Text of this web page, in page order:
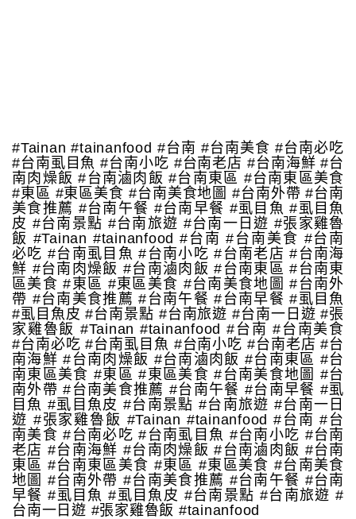
#Tainan #tainanfood #台南 #台南美食 #台南必吃
#台南虱目魚 #台南小吃 #台南老店 #台南海鮮 #台
南肉燥飯 #台南滷肉飯 #台南東區 #台南東區美食
#東區 #東區美食 #台南美食地圖 #台南外帶 #台南
美食推薦 #台南午餐 #台南早餐 #虱目魚 #虱目魚
皮 #台南景點 #台南旅遊 #台南一日遊 #張家雞魯
飯 #Tainan #tainanfood #台南 #台南美食 #台南
必吃 #台南虱目魚 #台南小吃 #台南老店 #台南海
鮮 #台南肉燥飯 #台南滷肉飯 #台南東區 #台南東
區美食 #東區 #東區美食 #台南美食地圖 #台南外
帶 #台南美食推薦 #台南午餐 #台南早餐 #虱目魚
#虱目魚皮 #台南景點 #台南旅遊 #台南一日遊 #張
家雞魯飯 #Tainan #tainanfood #台南 #台南美食
#台南必吃 #台南虱目魚 #台南小吃 #台南老店 #台
南海鮮 #台南肉燥飯 #台南滷肉飯 #台南東區 #台
南東區美食 #東區 #東區美食 #台南美食地圖 #台
南外帶 #台南美食推薦 #台南午餐 #台南早餐 #虱
目魚 #虱目魚皮 #台南景點 #台南旅遊 #台南一日
遊 #張家雞魯飯 #Tainan #tainanfood #台南 #台
南美食 #台南必吃 #台南虱目魚 #台南小吃 #台南
老店 #台南海鮮 #台南肉燥飯 #台南滷肉飯 #台南
東區 #台南東區美食 #東區 #東區美食 #台南美食
地圖 #台南外帶 #台南美食推薦 #台南午餐 #台南
早餐 #虱目魚 #虱目魚皮 #台南景點 #台南旅遊 #
台南一日遊 #張家雞魯飯 #tainanfood